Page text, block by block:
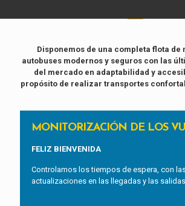
Disponemos de una completa flota de
autobuses modernos y seguros con las
del mercado en adaptabilidad y
propósito de realizar transportes
MONITORIZACIÓN DE LOS
FELIZ BIENVENIDA
Controlamos los tiempos de espera, con
actualizaciones en las llegadas y las